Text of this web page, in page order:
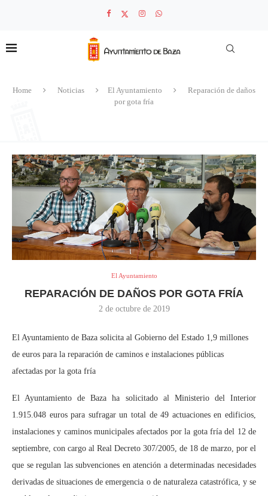
Home Noticias El Ayuntamiento
Reparación de daños
por gota fría
El Ayuntamiento
REPARACIÓN DE DAÑOS POR GOTA FRÍA
2 de octubre de 2019
El Ayuntamiento de Baza solicita al Gobierno del Estado 1,9 millones
de euros para la reparación de caminos e instalaciones públicas
afectadas por la gota fría
El Ayuntamiento de Baza ha solicitado al Ministerio del Interior
1.915.048 euros para sufragar un total de 49 actuaciones en edificios,
instalaciones y caminos municipales afectados por la gota fría del 12 de
septiembre, con cargo al Real Decreto 307/2005, de 18 de marzo, por el
que se regulan las subvenciones en atención a determinadas necesidades
derivadas de situaciones de emergencia o de naturaleza catastrófica, y se